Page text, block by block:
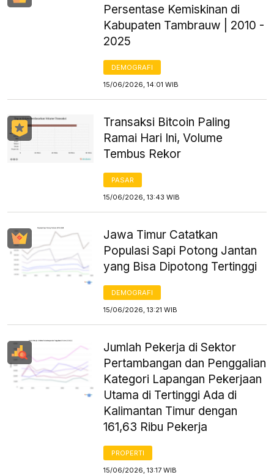
Persentase Kemiskinan di
Kabupaten Tambrauw | 2010 -
2025
DEMOGRAFI
15/06/2026, 14:01 WIB
Transaksi Bitcoin Paling
Ramai Hari Ini, Volume
Tembus Rekor
PASAR
15/06/2026, 13:43 WIB
Jawa Timur Catatkan
Populasi Sapi Potong Jantan
yang Bisa Dipotong Tertinggi
DEMOGRAFI
15/06/2026, 13:21 WIB
Jumlah Pekerja di Sektor
Pertambangan dan Penggalian
Kategori Lapangan Pekerjaan
Utama di Tertinggi Ada di
Kalimantan Timur dengan
161,63 Ribu Pekerja
PROPERTI
15/06/2026, 13:17 WIB